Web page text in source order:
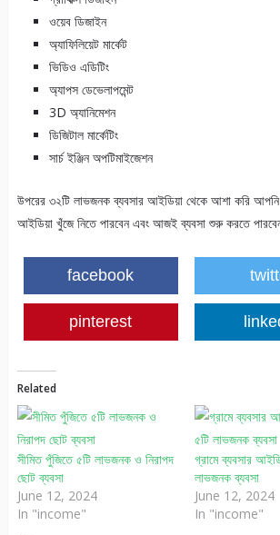
ওয়েব ডিজাইন
অ্যাফিলিয়েট মার্কেট
ভিডিও এডিটিং
অ্যাপস ডেভেলাপমেন্ট
3D অ্যানিমেশন
ডিজিটাল মার্কেটিং
সার্চ ইঞ্জিন অপটিমাইজেশন
উপরের ৩২টি লাভজনক ব্যবসার আইডিয়া থেকে আশা করি আপনি
আইডিয়া খুঁজে নিতে পারবেন এবং আজই ব্যবসা শুরু করতে
facebook
pinterest
Related
সীমিত পুঁজিতে ৫টি লাভজনক ও নিরাপদ
ছোট ব্যবসা
June 12, 2024
In "income"
গ্রামে ব্যবসার
লাভজনক ব্যবসা
June 12, 2024
In "income"